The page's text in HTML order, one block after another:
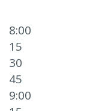
8:00
15
30
45
9:00